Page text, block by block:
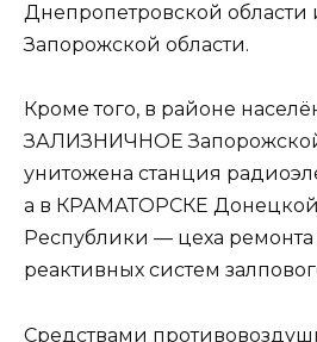
Днепропетровской
Запорожской области.
Кроме того, в районе
ЗАЛИЗНИЧНОЕ
унитожена станция
а в КРАМАТОРСКЕ
Республики — цеха ремонта
реактивных систем
Средствами